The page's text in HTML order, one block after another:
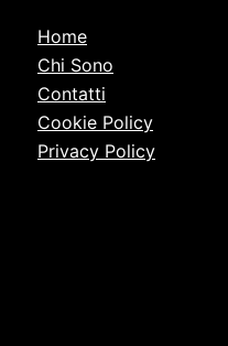
Home
Chi Sono
Contatti
Cookie Policy
Privacy Policy